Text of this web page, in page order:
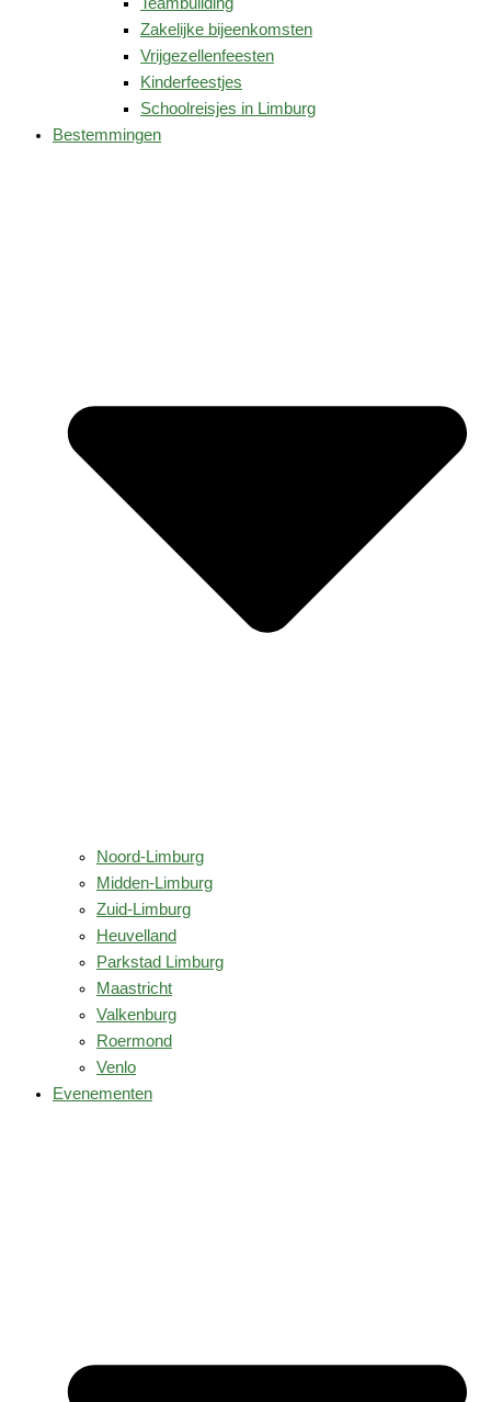
Zakelijke bijeenkomsten
Vrijgezellenfeesten
Kinderfeestjes
Schoolreisjes in Limburg
Bestemmingen
Noord-Limburg
Midden-Limburg
Zuid-Limburg
Heuvelland
Parkstad Limburg
Maastricht
Valkenburg
Roermond
Venlo
Evenementen